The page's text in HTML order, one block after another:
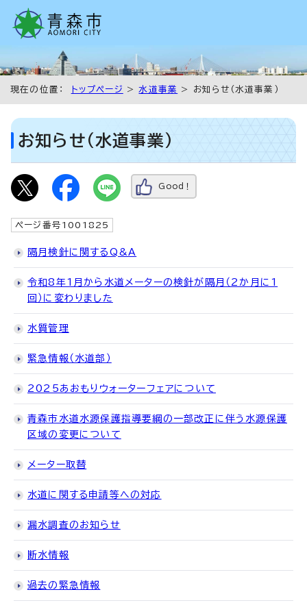
現在の位置： トップページ >水道事業 > お知らせ（水道事業）
お知らせ（水道事業）
Good！
ページ番号1001825
隔月検針に関するQ&A
令和8年1月から水道メーターの検針が隔月（2か月に1
回）に変わりました
水質管理
緊急情報（水道部）
2025あおもりウォーターフェアについて
青森市水道水源保護指導要綱の一部改正に伴う水源保護
区域の変更について
メーター取替
水道に関する申請等への対応
漏水調査のお知らせ
断水情報
過去の緊急情報